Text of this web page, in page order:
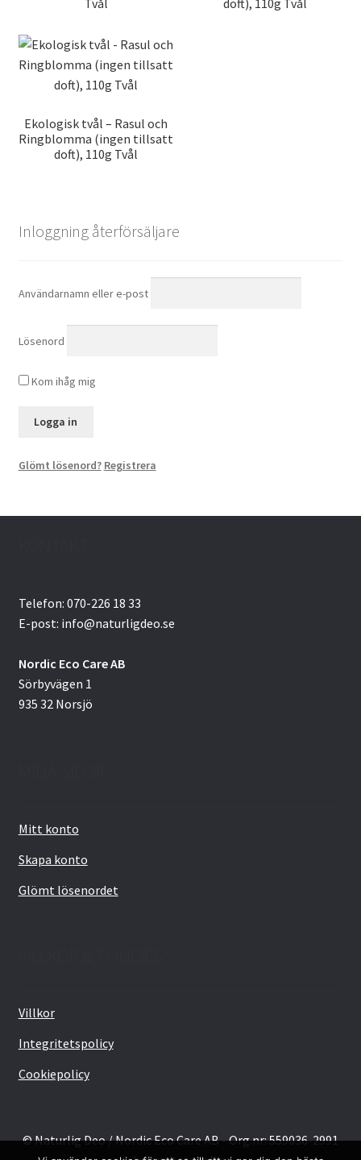
Tvål
doft), 110g Tvål
Ekologisk tvål – Rasul och
Ringblomma (ingen tillsatt
doft), 110g Tvål
Inloggning återförsäljare
Användarnamn eller e-post
Lösenord
Kom ihåg mig
Glömt lösenord? Registrera
Telefon: 070-226 18 33
E-post: info@naturligdeo.se
Nordic Eco Care AB
Sörbyvägen 1
935 32 Norsjö
Mitt konto
Skapa konto
Glömt lösenordet
Villkor
Integritetspolicy
Cookiepolicy
© Naturlig Deo / Nordic Eco Care AB - Org.nr: 559036-2991